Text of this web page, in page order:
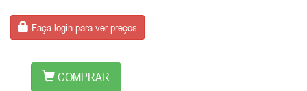
Faça login para ver preços
COMPRAR